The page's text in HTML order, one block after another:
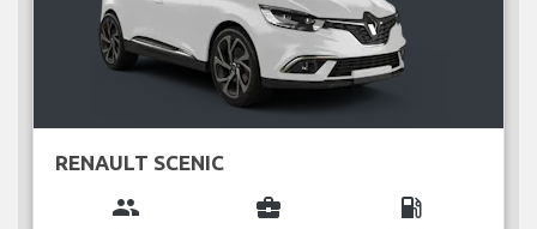
RENAULT SCENIC
group business_center local_gas_station